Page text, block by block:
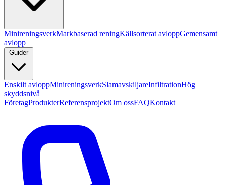
MinireningsverkMarkbaserad reningKällsorterat avloppGemensamt
avlopp
Guider
Enskilt avloppMinireningsverkSlamavskiljareInfiltrationHög
skyddsnivå
FöretagProdukterReferensprojektOm ossFAQKontakt